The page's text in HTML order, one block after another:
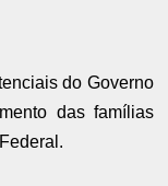
do Governo
das famílias